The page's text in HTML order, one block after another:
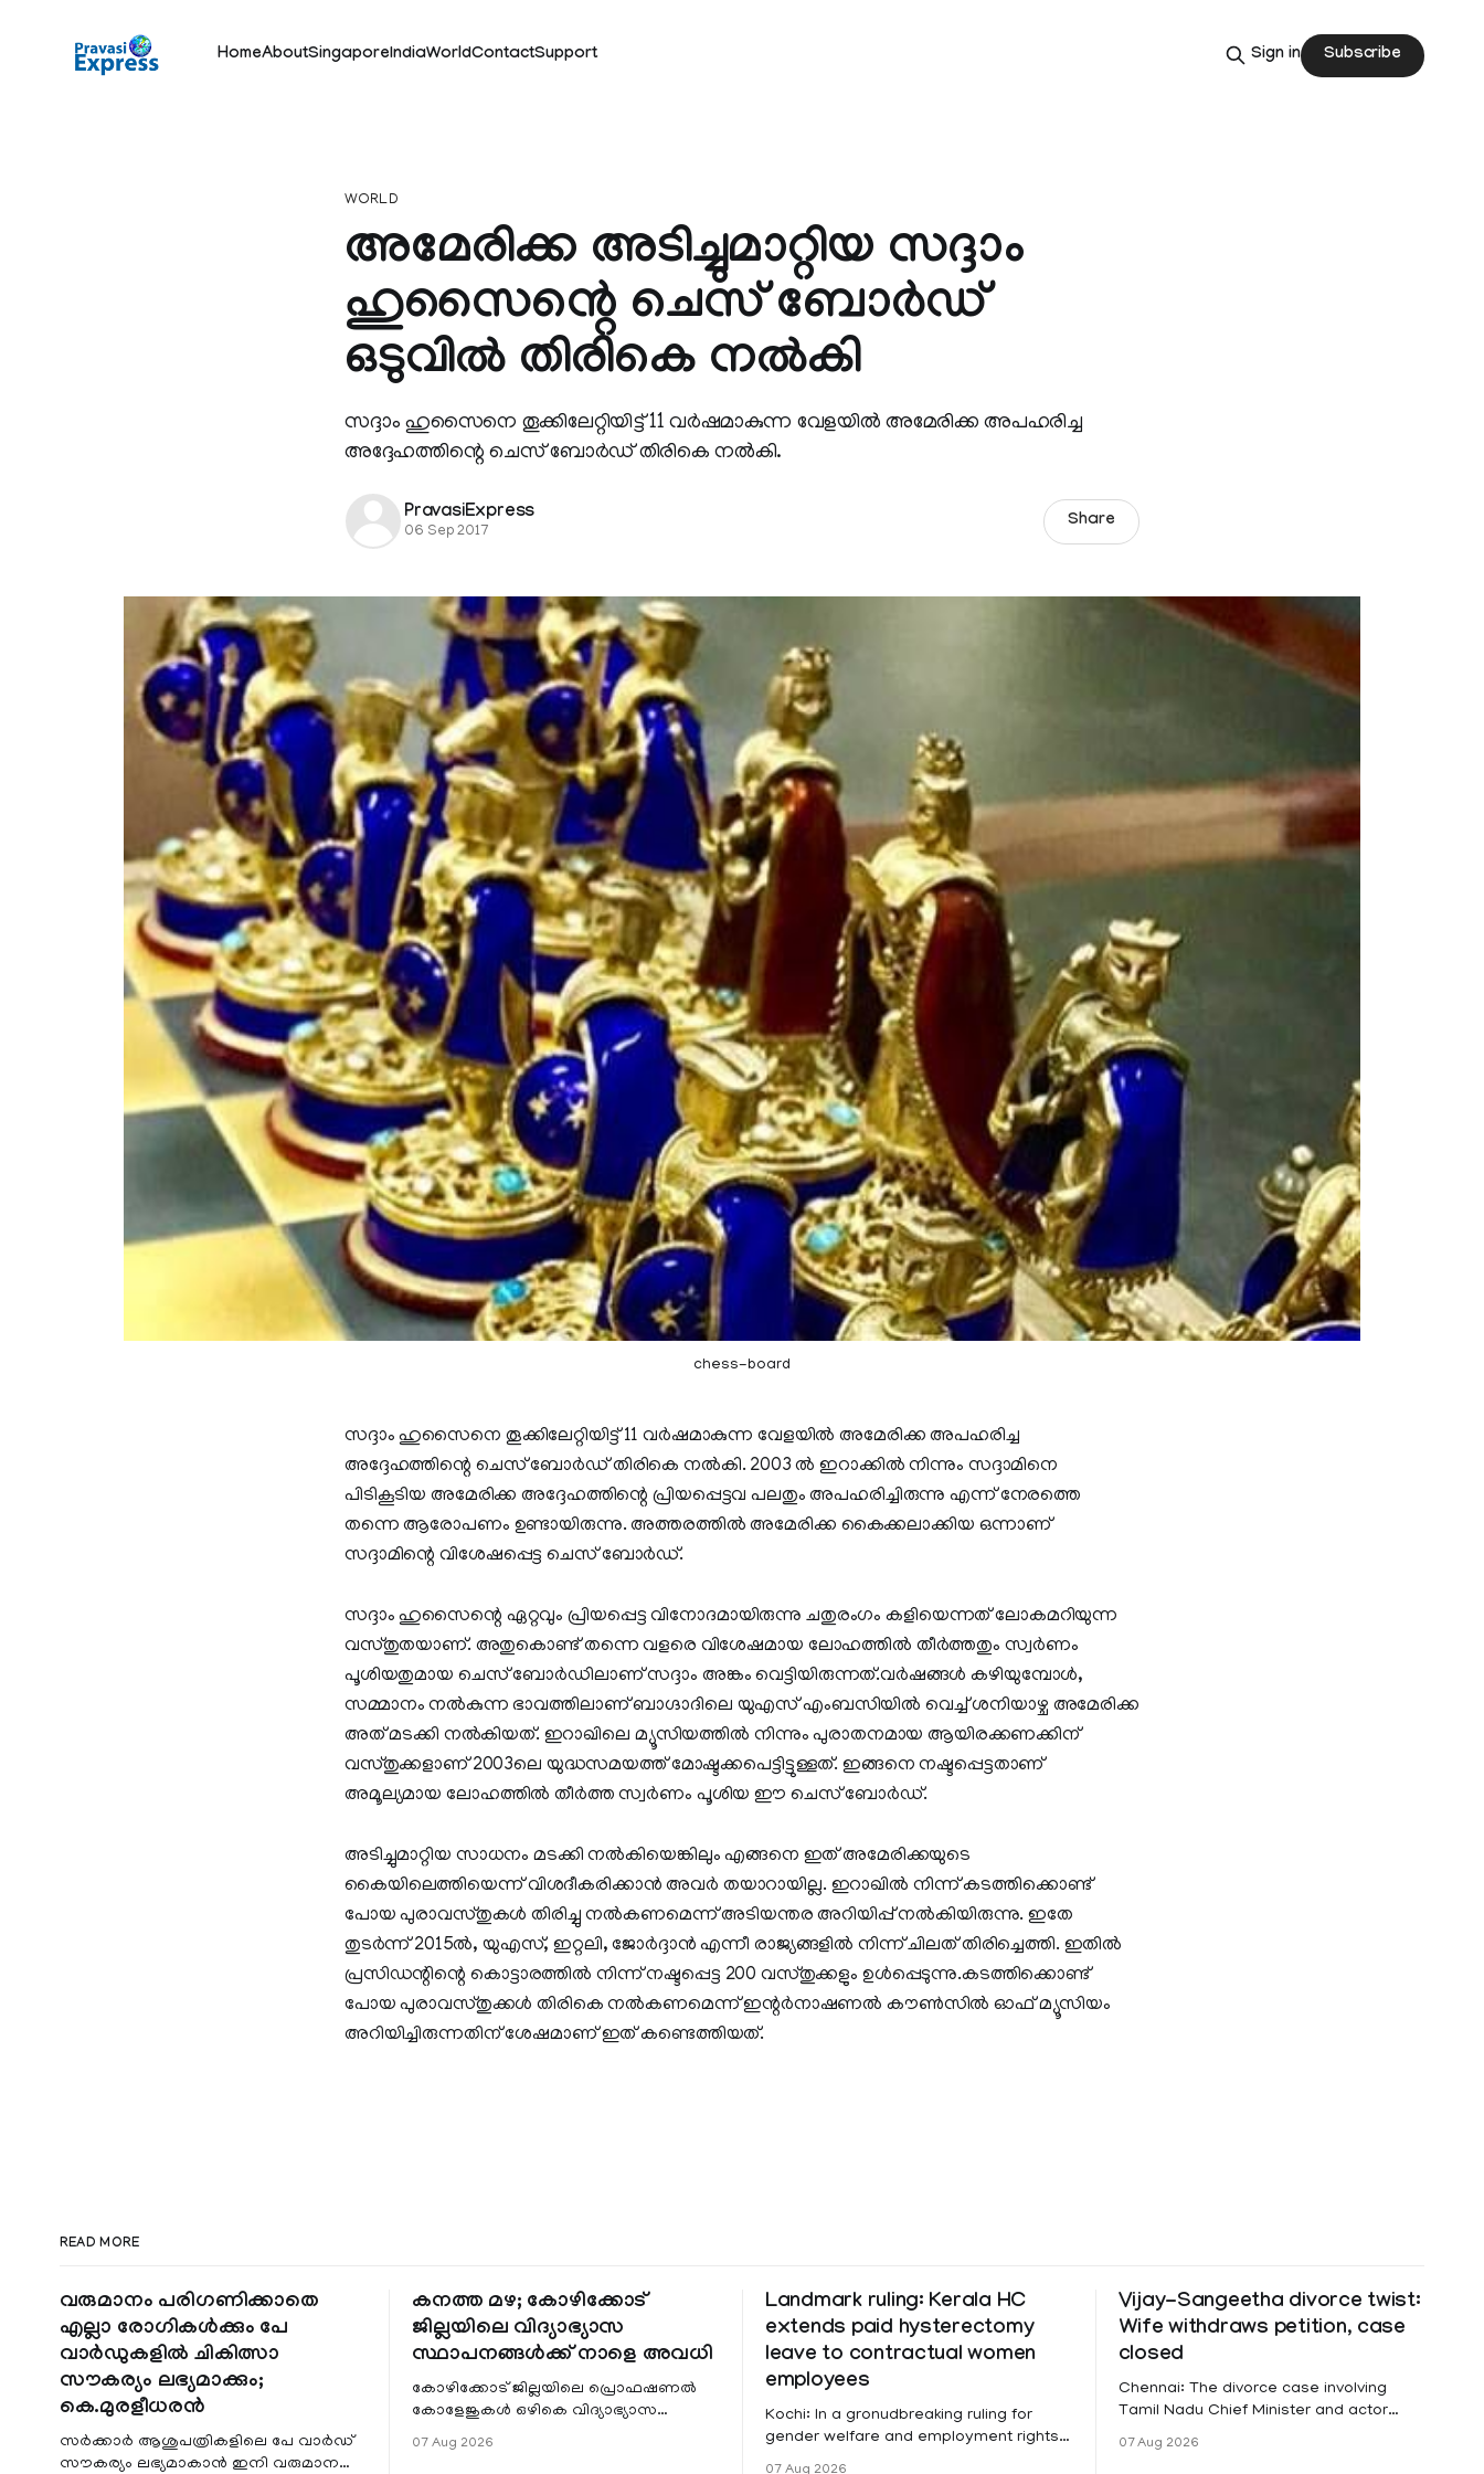
HomeAboutSingaporeIndiaWorldContactSupport Sign in Subscribe
WORLD
അമേരിക്ക അടിച്ചുമാറ്റിയ സദ്ദാം
ഹുസൈന്റെ ചെസ് ബോര്‍ഡ്
ഒടുവില്‍ തിരികെ നല്‍കി
സദ്ദാം ഹുസൈനെ തൂക്കിലേറ്റിയിട്ട് 11 വര്‍ഷമാകുന്ന വേളയില്‍ അമേരിക്ക അപഹരിച്ച
അദ്ദേഹത്തിന്റെ ചെസ് ബോര്‍ഡ് തിരികെ നല്‍കി.
PravasiExpress
06 Sep 2017
Share
chess-board
സദ്ദാം ഹുസൈനെ തൂക്കിലേറ്റിയിട്ട് 11 വര്‍ഷമാകുന്ന വേളയില്‍ അമേരിക്ക അപഹരിച്ച
അദ്ദേഹത്തിന്റെ ചെസ് ബോര്‍ഡ് തിരികെ നല്‍കി. 2003 ല്‍ ഇറാക്കില്‍ നിന്നും സദ്ദാമിനെ
പിടികൂടിയ അമേരിക്ക അദ്ദേഹത്തിന്റെ പ്രിയപ്പെട്ടവ പലതും അപഹരിച്ചിരുന്നു എന്ന് നേരത്തെ
തന്നെ ആരോപണം ഉണ്ടായിരുന്നു. അത്തരത്തില്‍ അമേരിക്ക കൈക്കലാക്കിയ ഒന്നാണ്
സദ്ദാമിന്റെ വിശേഷപ്പെട്ട ചെസ് ബോര്‍ഡ്.
സദ്ദാം ഹുസൈന്റെ ഏറ്റവും പ്രിയപ്പെട്ട വിനോദമായിരുന്നു ചതുരംഗം കളിയെന്നത് ലോകമറിയുന്ന
വസ്തുതയാണ്‌. അതുകൊണ്ട് തന്നെ വളരെ വിശേഷമായ ലോഹത്തില്‍ തീര്‍ത്തതും സ്വര്‍ണം
പൂശിയതുമായ ചെസ് ബോര്‍ഡിലാണ് സദ്ദാം അങ്കം വെട്ടിയിരുന്നത്‌.വര്‍ഷങ്ങള്‍ കഴിയുമ്പോള്‍,
സമ്മാനം നല്‍കുന്ന ഭാവത്തിലാണ് ബാഗ്ദാദിലെ യുഎസ് എംബസിയില്‍ വെച്ച് ശനിയാഴ്ച അമേരിക്ക
അത് മടക്കി നല്‍കിയത്. ഇറാഖിലെ മ്യൂസിയത്തില്‍ നിന്നും പുരാതനമായ ആയിരക്കണക്കിന്
വസ്തുക്കളാണ് 2003ലെ യുദ്ധസമയത്ത് മോഷ്ടക്കപെട്ടിട്ടുള്ളത്. ഇങ്ങനെ നഷ്ടപ്പെട്ടതാണ്
അമൂല്യമായ ലോഹത്തില്‍ തീര്‍ത്ത സ്വര്‍ണം പൂശിയ ഈ ചെസ് ബോര്‍ഡ്.
അടിച്ചുമാറ്റിയ സാധനം മടക്കി നല്‍കിയെങ്കിലും എങ്ങനെ ഇത് അമേരിക്കയുടെ
കൈയിലെത്തിയെന്ന് വിശദീകരിക്കാന്‍ അവര്‍ തയാറായില്ല. ഇറാഖില്‍ നിന്ന് കടത്തിക്കൊണ്ട്
പോയ പുരാവസ്തുകള്‍ തിരിച്ചു നല്‍കണമെന്ന്‌ അടിയന്തര അറിയിപ്പ് നല്‍കിയിരുന്നു. ഇതേ
തുടര്‍ന്ന് 2015ല്‍, യുഎസ്, ഇറ്റലി, ജോര്‍ദ്ദാന്‍ എന്നീ രാജ്യങ്ങളില്‍ നിന്ന് ചിലത് തിരിച്ചെത്തി. ഇതില്‍
പ്രസിഡന്റിന്റെ കൊട്ടാരത്തില്‍ നിന്ന് നഷ്ടപ്പെട്ട 200 വസ്തുക്കളും ഉള്‍പ്പെടുന്നു.കടത്തിക്കൊണ്ട്
പോയ പുരാവസ്തുക്കള്‍ തിരികെ നല്‍കണമെന്ന് ഇന്റര്‍നാഷണല്‍ കൗണ്‍സില്‍ ഓഫ് മ്യൂസിയം
അറിയിച്ചിരുന്നതിന് ശേഷമാണ് ഇത് കണ്ടെത്തിയത്.
READ MORE
വരുമാനം പരിഗണിക്കാതെ
എല്ലാ രോഗികൾക്കും പേ
വാർഡുകളിൽ ചികിത്സാ
സൗകര്യം ലഭ്യമാക്കും;
കെ.മുരളീധരൻ
സർക്കാർ ആശുപത്രികളിലെ പേ വാർഡ്
സൗകര്യം ലഭ്യമാകാൻ ഇനി വരുമാന
കനത്ത മഴ; കോഴിക്കോട്
ജില്ലയിലെ വിദ്യാഭ്യാസ
സ്ഥാപനങ്ങൾക്ക് നാളെ അവധി
കോഴിക്കോട് ജില്ലയിലെ പ്രൊഫഷണൽ
കോളേജുകൾ ഒഴികെ വിദ്യാഭ്യാസ
ജില്ലയിലെ മലയോര- തീരദേശ
07 Aug 2026
Landmark ruling: Kerala HC
extends paid hysterectomy
leave to contractual women
employees
Kochi: In a gronudbreaking ruling for
gender welfare and employment rights,
07 Aug 2026
Vijay-Sangeetha divorce twist:
Wife withdraws petition, case
closed
Chennai: The divorce case involving
Tamil Nadu Chief Minister and actor
Sowrnalingam has taken a new turn
07 Aug 2026